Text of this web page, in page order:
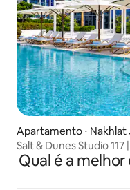
Apartamento ⋅ Nakhlat
Salt & Dunes Studio 117
Qual é a